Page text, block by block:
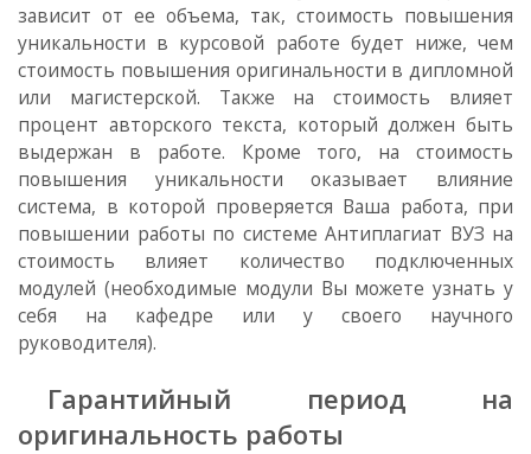
зависит от ее объема, так, стоимость повышения
уникальности в курсовой работе будет ниже, чем
стоимость повышения оригинальности в дипломной
или магистерской. Также на стоимость влияет
процент авторского текста, который должен быть
выдержан в работе. Кроме того, на стоимость
повышения уникальности оказывает влияние
система, в которой проверяется Ваша работа, при
повышении работы по системе Антиплагиат ВУЗ на
стоимость влияет количество подключенных
модулей (необходимые модули Вы можете узнать у
себя на кафедре или у своего научного
руководителя).
Гарантийный период на
оригинальность работы